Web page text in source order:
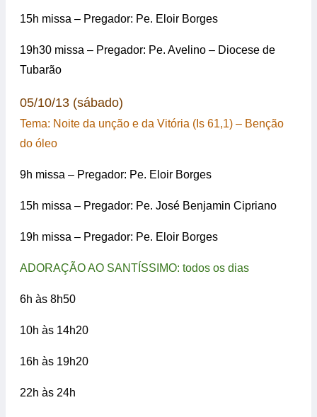
15h missa – Pregador: Pe. Eloir Borges
19h30 missa – Pregador: Pe. Avelino – Diocese de
Tubarão
05/10/13 (sábado)
Tema: Noite da unção e da Vitória (Is 61,1) – Benção
do óleo
9h missa – Pregador: Pe. Eloir Borges
15h missa – Pregador: Pe. José Benjamin Cipriano
19h missa – Pregador: Pe. Eloir Borges
ADORAÇÃO AO SANTÍSSIMO: todos os dias
6h às 8h50
10h às 14h20
16h às 19h20
22h às 24h